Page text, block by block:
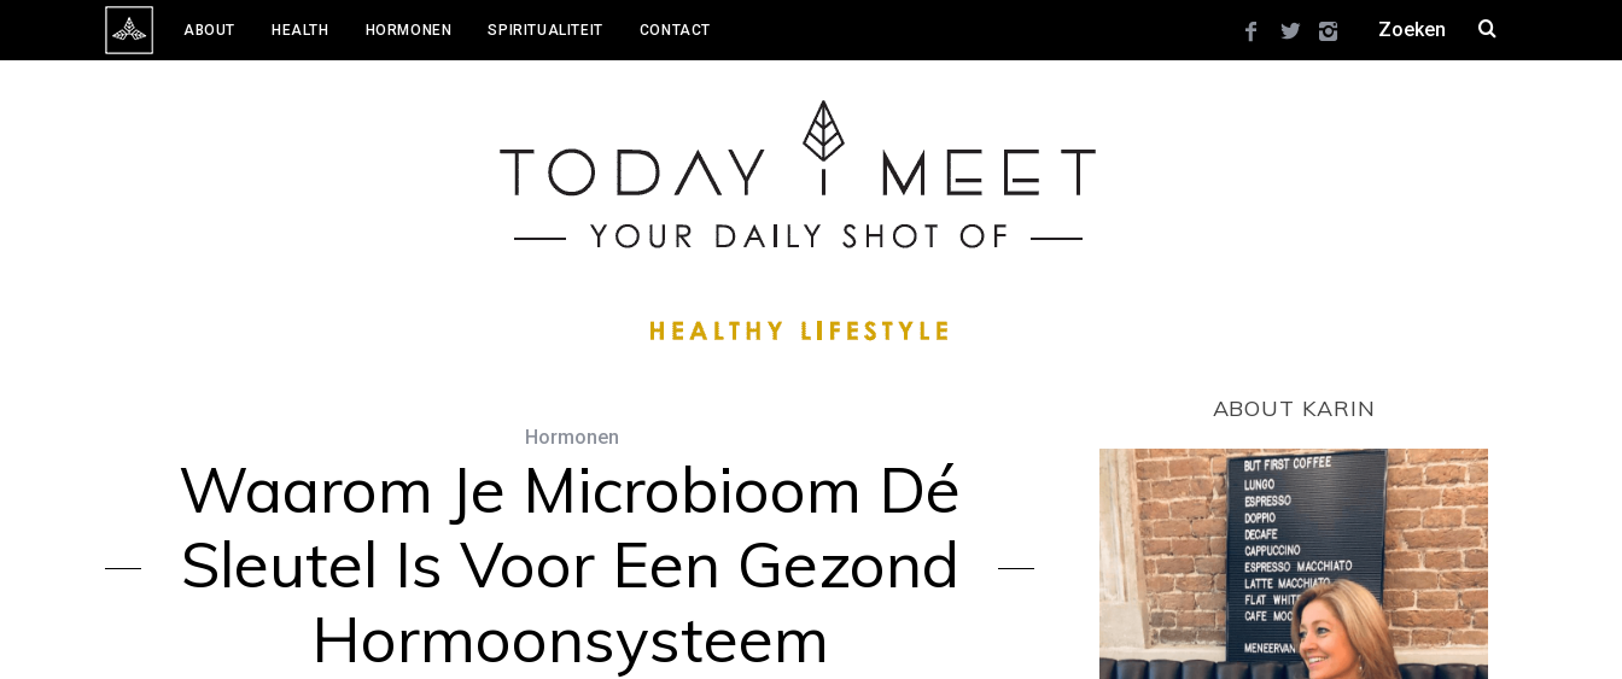
ABOUT HEALTH HORMONEN SPIRITUALITEIT CONTACT
Hormonen
Waarom Je Microbioom Dé
Sleutel Is Voor Een Gezond
Hormoonsysteem
ABOUT KARIN